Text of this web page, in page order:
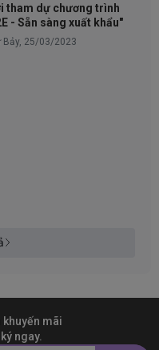
tham dự chương trình
- Sẵn sàng xuất khẩu"
Bảy, 25/03/2023
khuyến mãi
ngay.